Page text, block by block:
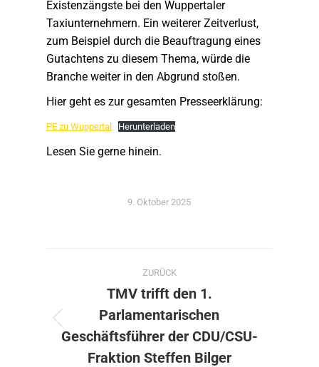
Existenzängste bei den Wuppertaler
Taxiunternehmern. Ein weiterer Zeitverlust,
zum Beispiel durch die Beauftragung eines
Gutachtens zu diesem Thema, würde die
Branche weiter in den Abgrund stoßen.
Hier geht es zur gesamten Presseerklärung:
PE zu Wuppertal Herunterladen
Lesen Sie gerne hinein.
9. Oktober 2025
Kommentarnavigation
ZURÜCK
Beitrag:
TMV trifft den 1.
Parlamentarischen
Geschäftsführer der CDU/CSU-
Fraktion Steffen Bilger